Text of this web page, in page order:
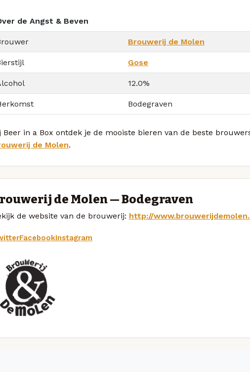
de Angst & Beven
Brouwerij de Molen
Gose
12.0%
Bodegraven
Beer in a Box ontdek je de mooiste bieren van de beste
de Molen.
de Molen — Bodegraven
de website van de brouwerij: http://
FacebookInstagram